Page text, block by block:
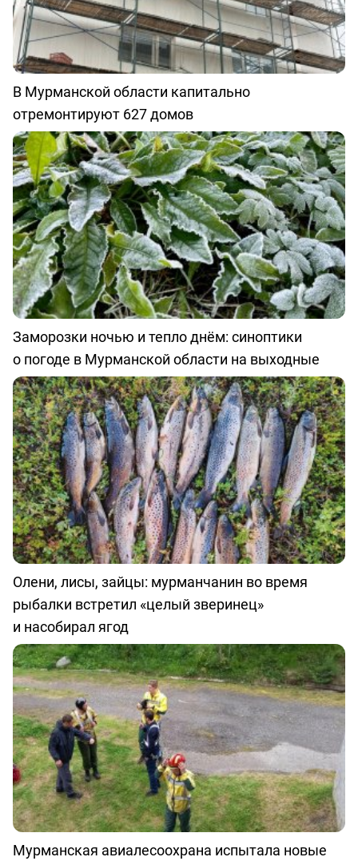
В Мурманской области капитально
отремонтируют 627 домов
Заморозки ночью и тепло днём: синоптики
о погоде в Мурманской области на выходные
Олени, лисы, зайцы: мурманчанин во время
рыбалки встретил «целый зверинец»
и насобирал ягод
Мурманская авиалесоохрана испытала новые